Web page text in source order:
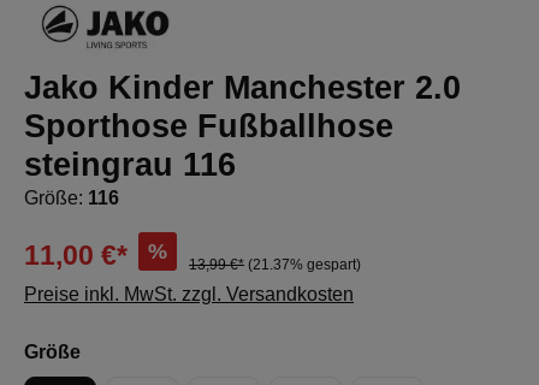
Jako Kinder Manchester 2.0
Sporthose Fußballhose
steingrau 116
Größe: 116
11,00 €* %
13,99 €* (21.37% gespart)
Preise inkl. MwSt. zzgl. Versandkosten
Größeauswählen